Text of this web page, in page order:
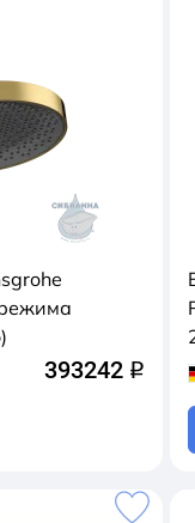
393242 q